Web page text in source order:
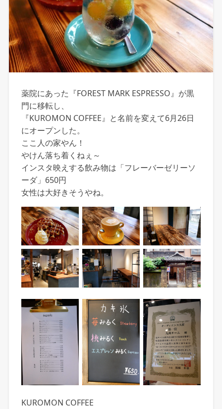
薬院にあった『FOREST MARK ESPRESSO』が黒
門に移転し、
『KUROMON COFFEE』と名前を変えて6月26日
にオープンした。
ここ人の家やん！
やけん落ち着くねぇ～
インスタ映えする飲み物は「フレーバーゼリーソ
ーダ」650円
女性は大好きそうやね。
KUROMON COFFEE